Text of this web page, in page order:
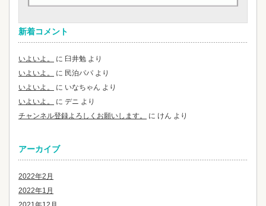
新着コメント
いよいよ。 に 臼井勉 より
いよいよ。
に 民泊パパ より
いよいよ。
に いなちゃん より
いよいよ。
に デニ より
チャンネル登録よろしくお願いします。
に けん より
アーカイブ
2022年2月
2022年1月